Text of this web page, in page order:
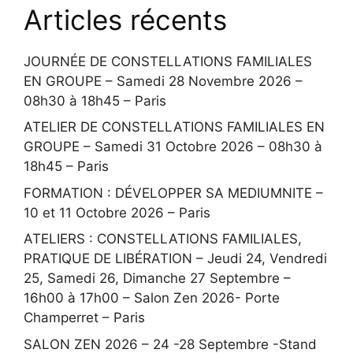
Articles récents
JOURNÉE DE CONSTELLATIONS FAMILIALES
EN GROUPE – Samedi 28 Novembre 2026 –
08h30 à 18h45 – Paris
ATELIER DE CONSTELLATIONS FAMILIALES EN
GROUPE – Samedi 31 Octobre 2026 – 08h30 à
18h45 – Paris
FORMATION : DÉVELOPPER SA MEDIUMNITE –
10 et 11 Octobre 2026 – Paris
ATELIERS : CONSTELLATIONS FAMILIALES,
PRATIQUE DE LIBÉRATION – Jeudi 24, Vendredi
25, Samedi 26, Dimanche 27 Septembre –
16h00 à 17h00 – Salon Zen 2026- Porte
Champerret – Paris
SALON ZEN 2026 – 24 -28 Septembre -Stand